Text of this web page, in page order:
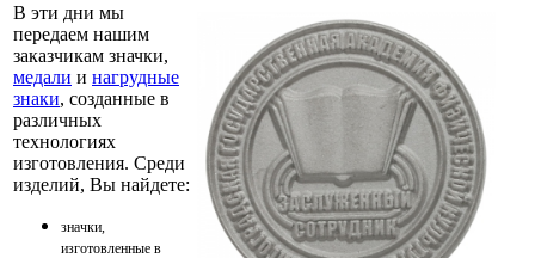
В эти дни мы
передаем нашим
заказчикам значки,
медали и нагрудные
знаки, созданные в
различных
технологиях
изготовления. Среди
изделий, Вы найдете:
значки,
изготовленные в